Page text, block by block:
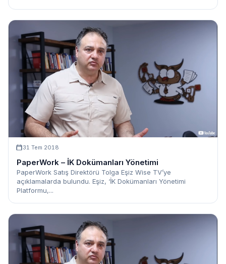
31 Tem 2018
PaperWork – İK Dokümanları Yönetimi
PaperWork Satış Direktörü Tolga Eşiz Wise TV’ye
açıklamalarda bulundu. Eşiz, ‘İK Dokümanları Yönetimi
Platformu,...